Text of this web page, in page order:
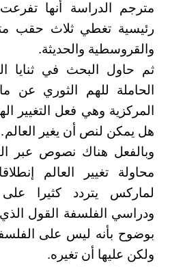
مترجم الدراسة أنها
رئيسية تغطي ثلاث حقب
والقروسطية والحديثة.
ثم حاول البحث في ثنايا
الحاملة للهم الثوري عن
المركزية وهي فعل التغيير
هل يمكن لنص أن يغير العالم…
وبالفعل هناك نصوص عبر
محاولة تغيير العالم
لماركس يتردد كثيرا على
ودراسي الفلسفة القول
بوضوح بأنه ليس على
ولكن عليها أن تغيره.